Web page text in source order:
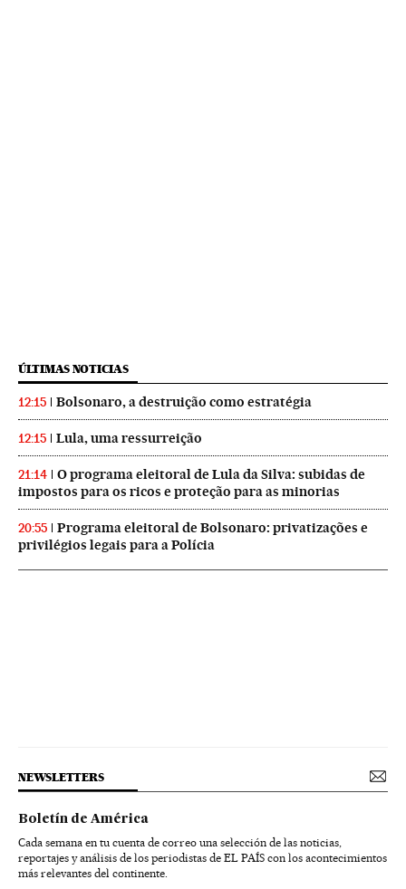
ÚLTIMAS NOTICIAS
12:15 Bolsonaro, a destruição como estratégia
12:15 Lula, uma ressurreição
21:14
O programa eleitoral de Lula da Silva: subidas de
impostos para os ricos e proteção para as minorias
20:55
Programa eleitoral de Bolsonaro: privatizações e
privilégios legais para a Polícia
NEWSLETTERS
Boletín de América
Cada semana en tu cuenta de correo una selección de las noticias,
reportajes y análisis de los periodistas de EL PAÍS con los acontecimientos
más relevantes del continente.